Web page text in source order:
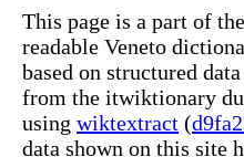
This page is a part of
readable Veneto
based on structured
from the itwiktionary
using wiktextract (
data shown on this site